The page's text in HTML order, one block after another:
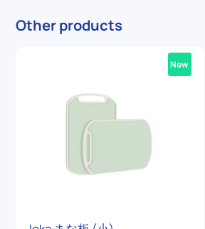
Other products
New